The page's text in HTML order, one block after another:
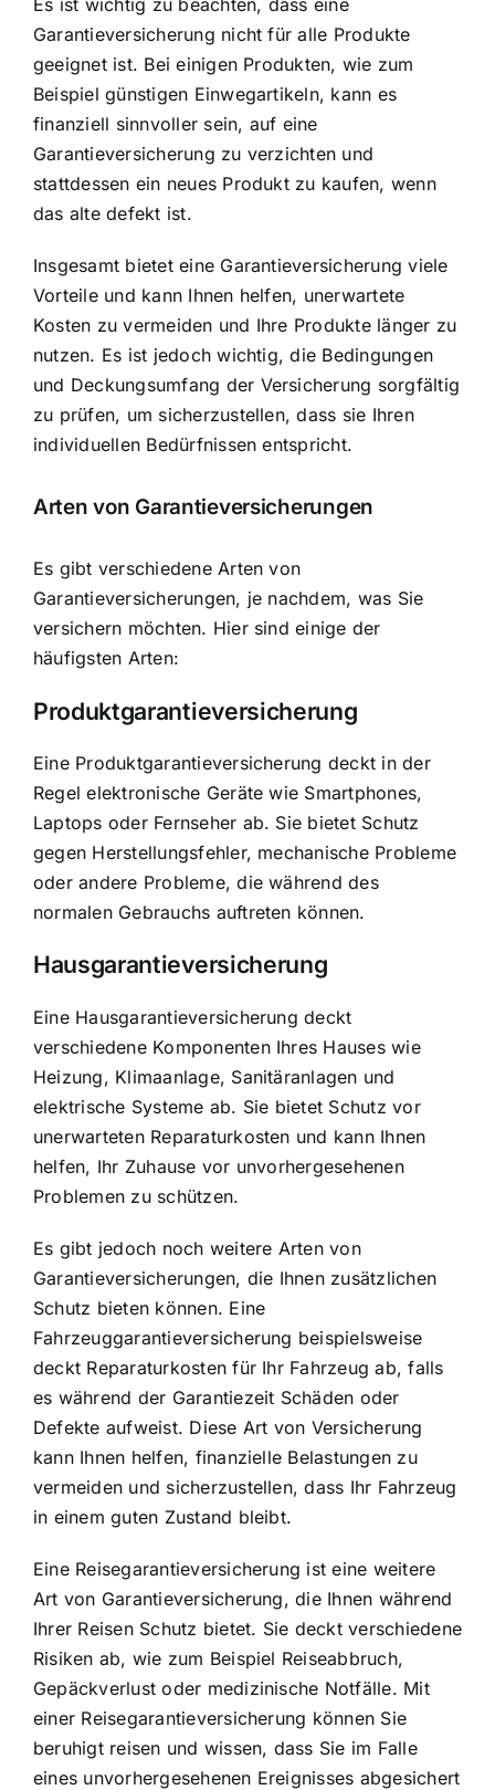
Es ist wichtig zu beachten, dass eine
Garantieversicherung nicht für alle Produkte
geeignet ist. Bei einigen Produkten, wie zum
Beispiel günstigen Einwegartikeln, kann es
finanziell sinnvoller sein, auf eine
Garantieversicherung zu verzichten und
stattdessen ein neues Produkt zu kaufen, wenn
das alte defekt ist.
Insgesamt bietet eine Garantieversicherung viele
Vorteile und kann Ihnen helfen, unerwartete
Kosten zu vermeiden und Ihre Produkte länger zu
nutzen. Es ist jedoch wichtig, die Bedingungen
und Deckungsumfang der Versicherung sorgfältig
zu prüfen, um sicherzustellen, dass sie Ihren
individuellen Bedürfnissen entspricht.
Arten von Garantieversicherungen
Es gibt verschiedene Arten von
Garantieversicherungen, je nachdem, was Sie
versichern möchten. Hier sind einige der
häufigsten Arten:
Produktgarantieversicherung
Eine Produktgarantieversicherung deckt in der
Regel elektronische Geräte wie Smartphones,
Laptops oder Fernseher ab. Sie bietet Schutz
gegen Herstellungsfehler, mechanische Probleme
oder andere Probleme, die während des
normalen Gebrauchs auftreten können.
Hausgarantieversicherung
Eine Hausgarantieversicherung deckt
verschiedene Komponenten Ihres Hauses wie
Heizung, Klimaanlage, Sanitäranlagen und
elektrische Systeme ab. Sie bietet Schutz vor
unerwarteten Reparaturkosten und kann Ihnen
helfen, Ihr Zuhause vor unvorhergesehenen
Problemen zu schützen.
Es gibt jedoch noch weitere Arten von
Garantieversicherungen, die Ihnen zusätzlichen
Schutz bieten können. Eine
Fahrzeuggarantieversicherung beispielsweise
deckt Reparaturkosten für Ihr Fahrzeug ab, falls
es während der Garantiezeit Schäden oder
Defekte aufweist. Diese Art von Versicherung
kann Ihnen helfen, finanzielle Belastungen zu
vermeiden und sicherzustellen, dass Ihr Fahrzeug
in einem guten Zustand bleibt.
Eine Reisegarantieversicherung ist eine weitere
Art von Garantieversicherung, die Ihnen während
Ihrer Reisen Schutz bietet. Sie deckt verschiedene
Risiken ab, wie zum Beispiel Reiseabbruch,
Gepäckverlust oder medizinische Notfälle. Mit
einer Reisegarantieversicherung können Sie
beruhigt reisen und wissen, dass Sie im Falle
eines unvorhergesehenen Ereignisses abgesichert